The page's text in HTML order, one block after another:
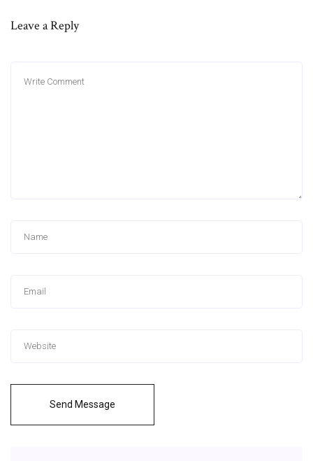
Leave a Reply
Send Message